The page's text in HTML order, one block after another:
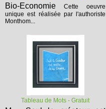
Bio-Economie
Cette oeuvre
unique est réalisée par l'authoriste
Monthom...
Tableau de Mots - Gratuit